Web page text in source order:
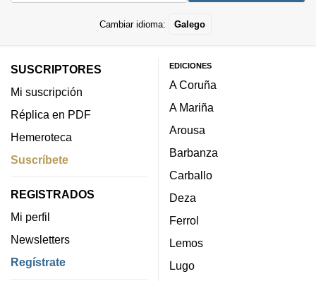
Cambiar idioma: Galego
SUSCRIPTORES
Mi suscripción
Réplica en PDF
Hemeroteca
Suscríbete
REGISTRADOS
Mi perfil
Newsletters
Regístrate
EDICIONES
A Coruña
A Mariña
Arousa
Barbanza
Carballo
Deza
Ferrol
Lemos
Lugo